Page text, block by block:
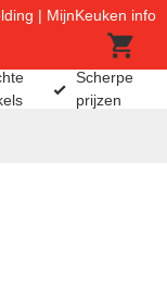
MijnKeuken info
Scherpe
prijzen